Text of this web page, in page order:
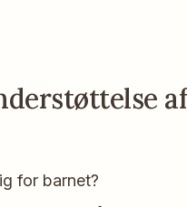
af
for barnet?